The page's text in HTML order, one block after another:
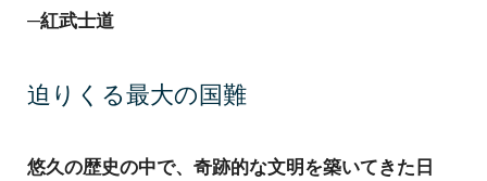
─紅武士道
迫りくる最大の国難
悠久の歴史の中で、奇跡的な文明を築いてきた日